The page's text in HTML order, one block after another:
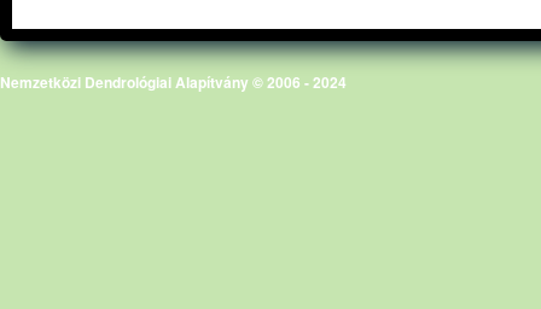
Nemzetközi Dendrológiai Alapítvány © 2006 - 2024